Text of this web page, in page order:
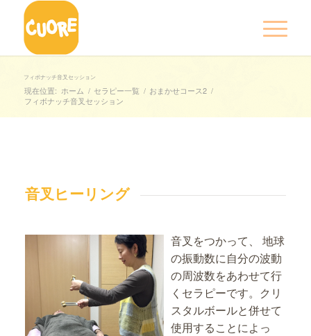
フィボナッチ音叉セッション
現在位置: ホーム / セラピー一覧 / おまかせコース2 /
フィボナッチ音叉セッション
音叉ヒーリング
音叉をつかって、
地球
の振動数に自分の波動
の周波数をあわせて行
くセラピーです。 クリ
スタルボールと併せて
使用することによっ